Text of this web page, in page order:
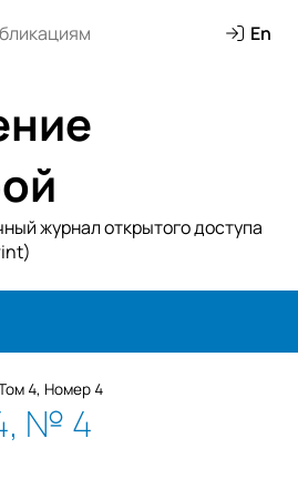
En
журнал открытого доступа
4, Номер 4
№ 4